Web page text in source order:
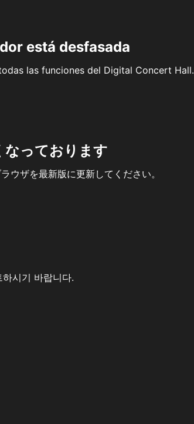
está desfasada
las funciones del Digital Concert Hall.
なっております
ウザを最新版に更新してください。
시기 바랍니다.